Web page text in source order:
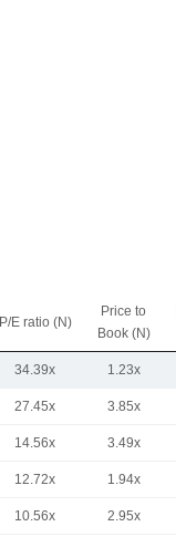
P/E ratio (N)
Price to
Book (N)
34.39x 1.23x
27.45x 3.85x
14.56x 3.49x
12.72x 1.94x
10.56x 2.95x